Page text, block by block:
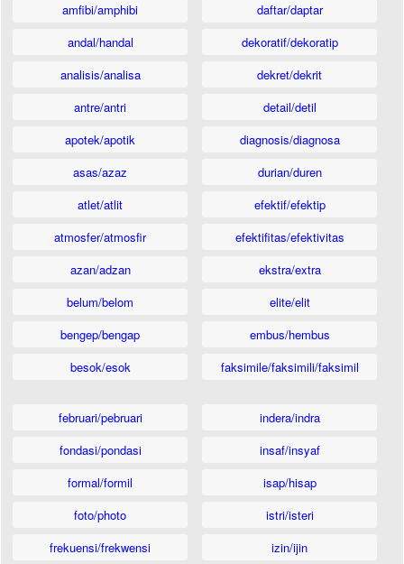
amfibi/amphibi
andal/handal
analisis/analisa
antre/antri
apotek/apotik
asas/azaz
atlet/atlit
atmosfer/atmosfir
azan/adzan
belum/belom
bengep/bengap
besok/esok
daftar/daptar
dekoratif/dekoratip
dekret/dekrit
detail/detil
diagnosis/diagnosa
durian/duren
efektif/efektip
efektifitas/efektivitas
ekstra/extra
elite/elit
embus/hembus
faksimile/faksimili/faksimil
februari/pebruari
fondasi/pondasi
formal/formil
foto/photo
frekuensi/frekwensi
indera/indra
insaf/insyaf
isap/hisap
istri/isteri
izin/ijin